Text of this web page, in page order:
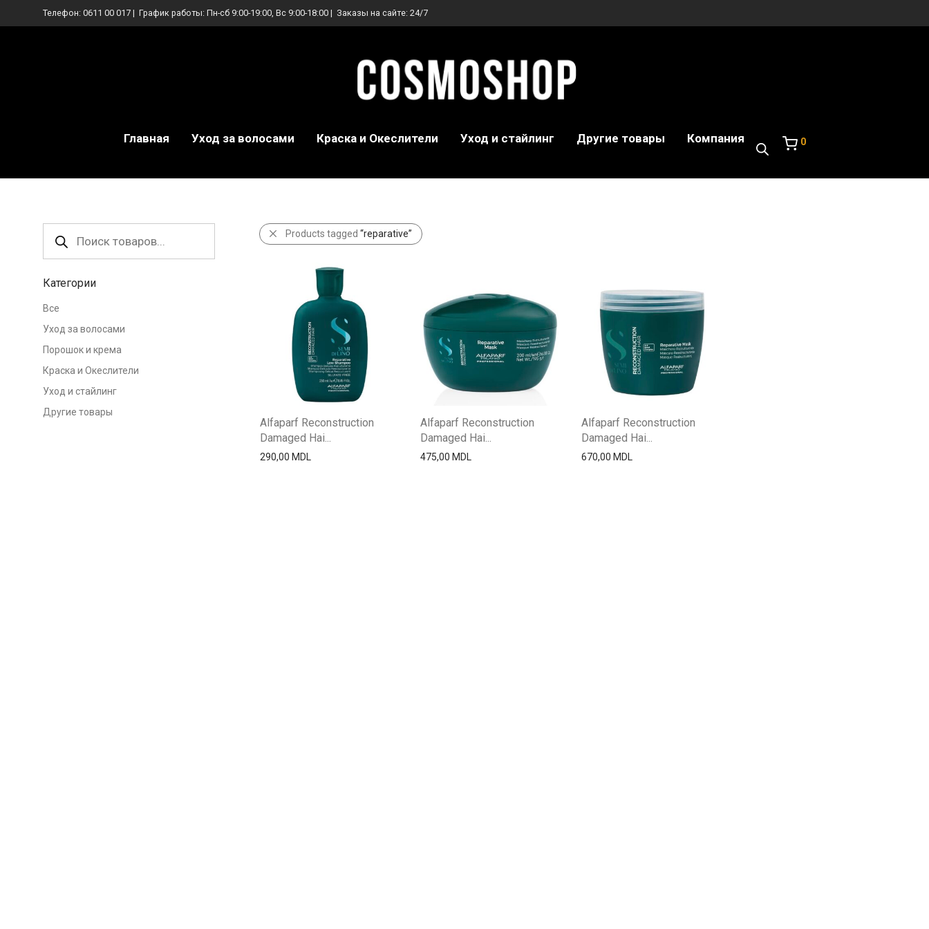
Телефон: 0611 00 017 | График работы: Пн-сб 9:00-19:00, Вс 9:00-18:00 | Заказы на сайте: 24/7
Главная Уход за волосами Краска и Океслители Уход и стайлинг Другие товары Компания 0
Поиск
товаров
Категории
Все
Уход за волосами
Порошок и крема
Краска и Океслители
Уход и стайлинг
Другие товары
Products tagged “reparative”
Alfaparf Reconstruction
Damaged Hai...
290,00 MDL
Alfaparf Reconstruction
Damaged Hai...
475,00 MDL
Alfaparf Reconstruction
Damaged Hai...
670,00 MDL